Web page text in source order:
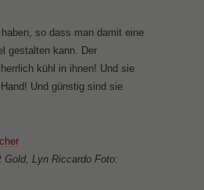
haben, so dass man damit eine
gestalten kann. Der
kühl in ihnen! Und sie
Und günstig sind sie
Gold, Lyn Riccardo Foto: